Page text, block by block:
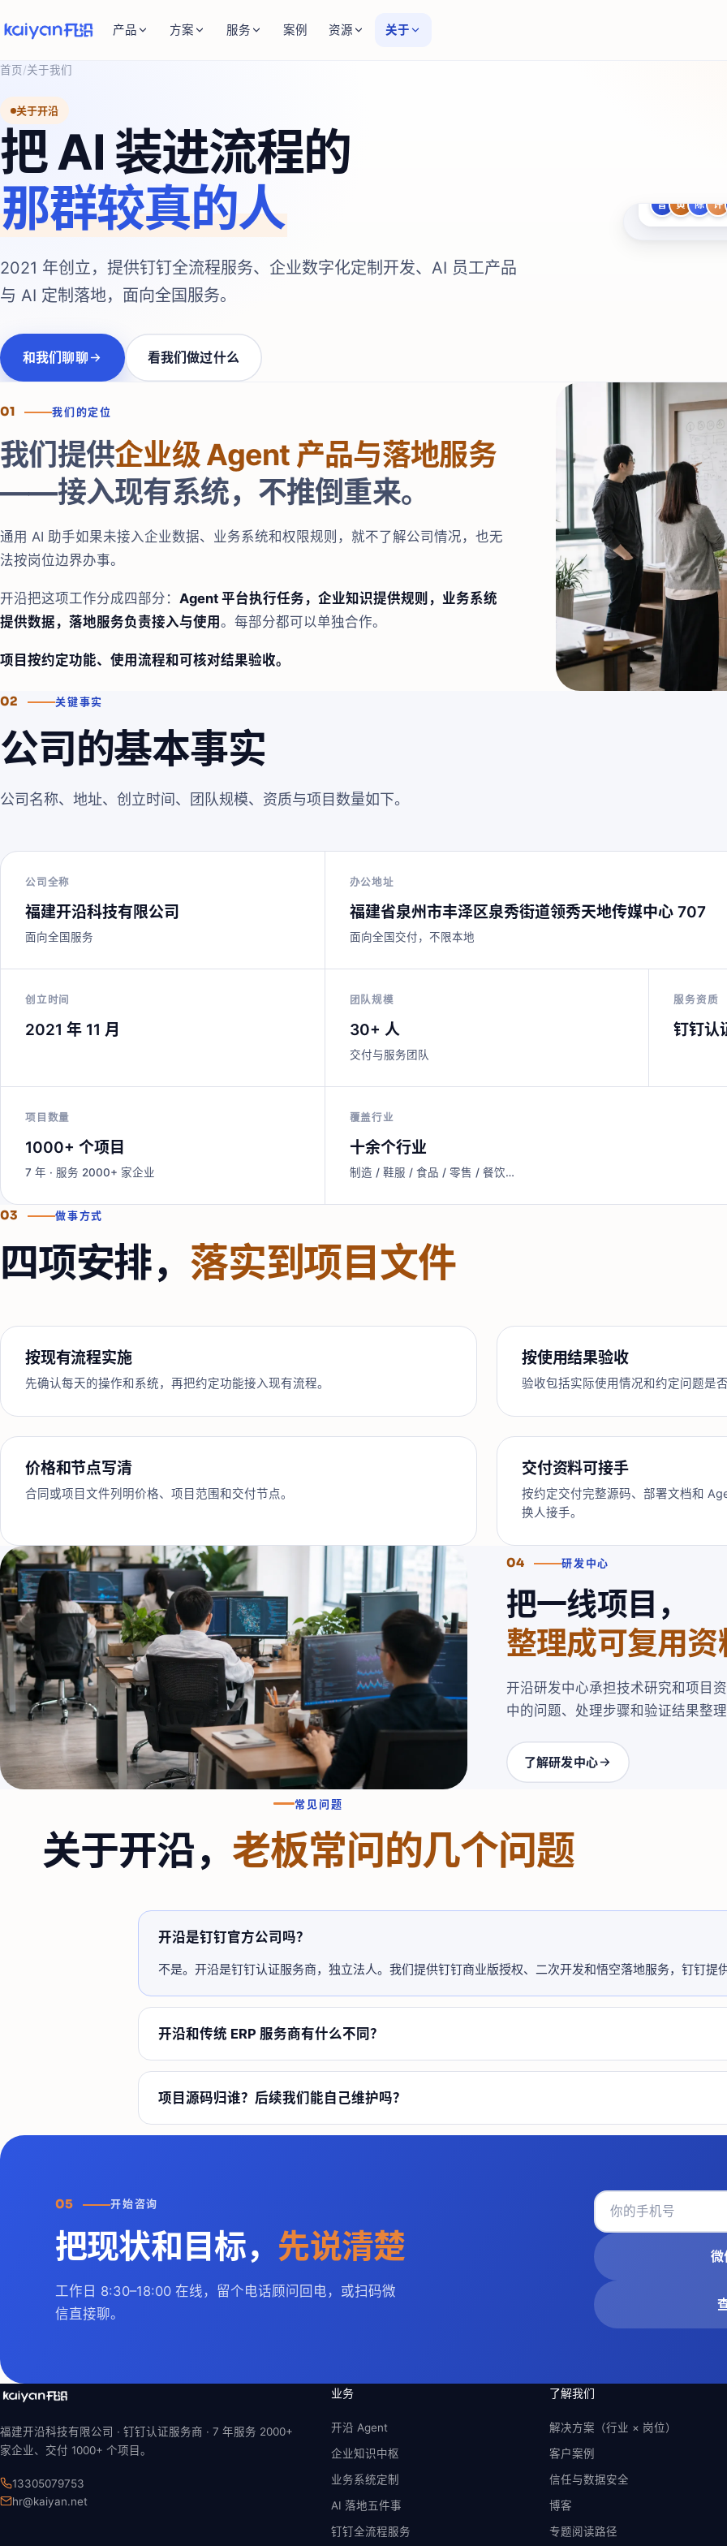
产品 方案 服务 案例 资源 关于
首页/关于我们
关于开沿
把 AI 装进流程的
那群较真的人
2021 年创立，提供钉钉全流程服务、企业数字化定制开发、AI 员工产品
与 AI 定制落地，面向全国服务。
和我们聊聊 看我们做过什么
曾 黄 陈 许
01 我们的定位
我们提供企业级 Agent 产品与落地服务
——接入现有系统，不推倒重来。
通用 AI 助手如果未接入企业数据、业务系统和权限规则，就不了解公司情况，也无
法按岗位边界办事。
开沿把这项工作分成四部分： Agent 平台执行任务，企业知识提供规则，业务系统
提供数据，落地服务负责接入与使用 。每部分都可以单独合作。
项目按约定功能、使用流程和可核对结果验收。
02 关键事实
公司的基本事实
公司名称、地址、创立时间、团队规模、资质与项目数量如下。
公司全称
福建开沿科技有限公司
面向全国服务
办公地址
福建省泉州市丰泽区泉秀街道领秀天地传媒中心 707
面向全国交付，不限本地
创立时间
2021 年 11 月
团队规模
30+ 人
交付与服务团队
服务资质
钉钉认
项目数量
1000+ 个项目
7 年 · 服务 2000+ 家企业
覆盖行业
十余个行业
制造 / 鞋服 / 食品 / 零售 / 餐饮…
03 做事方式
四项安排， 落实到项目文件
按现有流程实施
先确认每天的操作和系统，再把约定功能接入现有流程。
按使用结果验收
验收包括实际使用情况和约定问题是
价格和节点写清
合同或项目文件列明价格、项目范围和交付节点。
交付资料可接手
按约定交付完整源码、部署文档和
换人接手。
04 研发中心
把一线项目，
整理成可复用资
开沿研发中心承担技术研究和项目
中的问题、处理步骤和验证结果整
了解研发中心
常见问题
关于开沿， 老板常问的几个问题
开沿是钉钉官方公司吗？
不是。开沿是钉钉认证服务商，独立法人。我们提供钉钉商业版授权、二次开发和悟空落地服务，钉钉提
开沿和传统 ERP 服务商有什么不同？
项目源码归谁？后续我们能自己维护吗？
05 开始咨询
把现状和目标， 先说清楚
工作日 8:30–18:00 在线，留个电话顾问回电，或扫码微
信直接聊。
微
福建开沿科技有限公司 · 钉钉认证服务商 · 7 年服务 2000+
家企业、交付 1000+ 个项目。
13305079753
hr@kaiyan.net
业务
开沿 Agent
企业知识中枢
业务系统定制
AI 落地五件事
钉钉全流程服务
了解我们
解决方案（行业 × 岗位）
客户案例
信任与数据安全
博客
专题阅读路径